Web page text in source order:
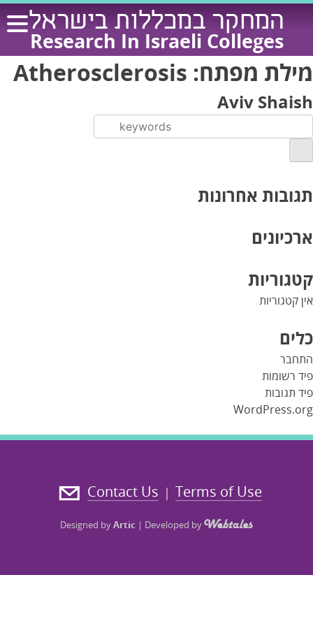
Skip
content
המחקר במכללות בישראל
Research In Israeli Colleges
מילת מפתח: Atherosclerosis
Aviv Shaish
תגובות אחרונות
ארכיונים
קטגוריות
אין קטגוריות
כלים
התחבר
פיד רשומות
פיד תגובות
WordPress.org
Terms of Use
|
Contact Us
Designed byArtic | Developed by